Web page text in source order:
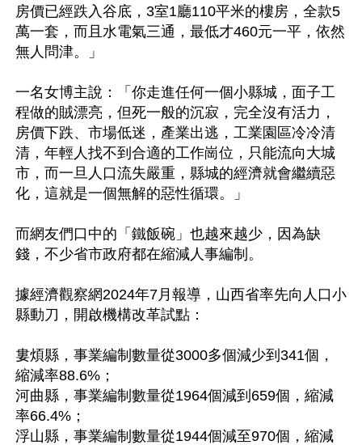
房價已經跌入谷底，3室1廳110平米的樓房，全款5
萬一套，而且水電氣三通，最低才460元一平，依然
無人問津。」
一名女博主說：「你走進任何一個小縣城，面子工
程做的賊漂亮，但死一般的沉寂，完全沒有活力，
房價下跌、市場低迷，產業出逃，工業園區冷冷清
清，年輕人找不到合適的工作崗位，只能流向大城
市，而一旦人口流失嚴重，縣城的經濟就會繼續惡
化，這就是一個無解的惡性循環。」
而網友們口中的「鐵飯碗」也越來越少，因為缺
錢，不少省市政府都在縮減人事編制。
據經濟觀察網2024年7月報導，山西省率先向人口小
縣動刀，開啟機構改革試點：
婁煩縣，事業編制數量從3000多個減少到341個，
縮減率88.6%；
河曲縣，事業編制數量從1964個減到659個，縮減
率66.4%；
浮山縣，事業編制數量從1944個減至970個，縮減